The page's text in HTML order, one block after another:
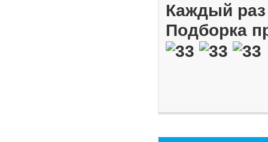
Каждый
Подборка